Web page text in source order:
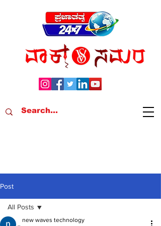
Post
All Posts
new waves technology